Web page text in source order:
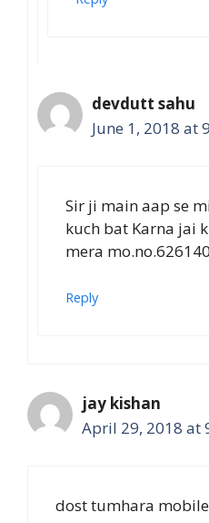
devdutt sahu
June 1, 2018 at
Sir ji main aap se
kuch bat Karna jai
mera
Reply
jay kishan
April 29, 2018 at
dost tumhara